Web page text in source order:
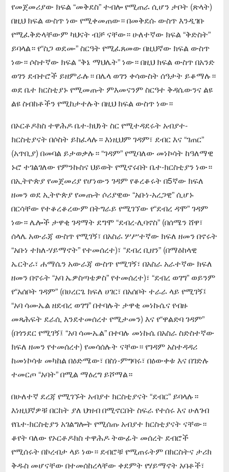
የመጀመሪያው ክፍል “መቅደስ” ተብሎ የሚጠራ ሲሆን ታቦት (ጽላት)
በዚህ ክፍል ውስጥ ነው የሚቀመጠው። በመቅደሱ ውስጥ እንዲገቡ
የሚፈቅድላቸውም ካህናት ብቻ ናቸው። ሁለተኛው ክፍል “ቅድስት”
ይባላል። የ“ስጋ ወደሙ” ስርዓት የሚፈጸመው በዚህኛው ክፍል ውስጥ
ነው። ሶስተኛው ክፍል “ቅኔ ማህሌት” ነው። በዚህ ክፍል ውስጥ በአንድ
ወገን ደብተሮች ይዘምራሉ። በሌላ ወገን ቀሳውስት ሰዓታት ይቆማሉ።
ወደ ቤተ ክርስቲያኑ የሚመጡት ምእመናንም ስርዓተ ቅዳሴውንና ልዩ
ልዩ ስብከቶችን የሚከታተሉት በዚህ ክፍል ውስጥ ነው።
በኦርቶዶክስ ተዋሕዶ ቤተ-ክህነት ስር የሚተዳደሩት አብያተ-
ክርስቲያናት በሶስት ይከፈላሉ። እነዚህም ገዳም፣ ደብር እና “ገጠር”
(አጥቢያ) በመባል ይታወቃሉ። “ገዳም” የሚባለው መነኮሳት ከዓለማዊ
ኑሮ ተገልገለው የምንኩስና ህይወት የሚኖሩበት ቤተ-ክርስቲያን ነው።
በኢትዮጵያ የመጀመሪያ የሆነውን ገዳም የቆረቆሩት በ5ኛው ክፍለ
ዘመን ወደ ኢትዮጵያ የመጡት ሶሪያዊው “አቡነ-አረጋዊ” ሲሆኑ
በርሳቸው የተቆረቆረውም በትግራይ የሚገኘው የ“ደብረ ዳሞ” ገዳም
ነው። ሌሎች ታዋቂ ገዳማት ደግሞ “ደብረ-ሊባኖስ” (በሰሜን ሸዋ፣
ሰላሌ አውራጃ ውስጥ የሚገኝ፣ በአስራ ሦሥተኛው ክፍለ ዘመን በኖሩት
“አቡነ ተክለ-ሃይማኖት” የተመሰረተ)፣ “ደብረ ቢዘን” (በማዕከላዊ
ኤርትራ፣ ሐማሴን አውራጃ ውስጥ የሚገኝ፣ በአስራ አራተኛው ክፍለ
ዘመን በኖሩት “አባ ኤዎስጣቴዎስ” የተመሰረተ)፣ “ደብረ ወገግ” ወይንም
የ“አሰቦት ገዳም” (በሀረርጌ ክፍለ ሀገር፣ በአሰቦት ተራራ ላይ የሚገኝ፤
“አባ ሳሙኤል ዘደብረ ወገግ” በተባሉት ታዋቂ መነኩሴና የብዙ
መጻሕፍት ደራሲ እንደተመሰረተ የሚታመን) እና የ“ዋልድባ ገዳም”
(በጎንደር የሚገኝ፤ “አባ ሳሙኤል” በተባሉ መነኩሴ በአስራ ስድስተኛው
ክፍለ ዘመን የተመሰረተ) የመሳሰሉት ናቸው። የገዳም አስተዳዳሪ
ከመነኮሳቱ መካከል በዕድሜው፣ በስነ-ምግባሩ፣ በዕውቀቱ እና በገድሉ
ተመርጦ “አባት” በሚል ማዕረግ ይሾማል።
በሁለተኛ ደረጃ የሚገኙት አብያተ ክርስቲያናት “ደብር” ይባላሉ።
እነዚህኛዎቹ በርከት ያለ ህዝብ በሚኖርበት ስፍራ የተሰሩ እና ሁለገብ
የቤተ-ክርስቲያን አገልግሎት የሚሰጡ አብያተ ክርስቲያናት ናቸው።
ቆየት ባለው የኦርቶዶክስ ተዋሕዶ ትውፊት መሰረት ደብሮች
የሚሰሩት በኮረብታ ላይ ነው። ደብሮቹ የሚጠሩትም በክርስትና ታሪክ
ቅዱስ መሆናቸው በተመሰከረላቸው ቀደምት የሃይማኖት አባቶች፣